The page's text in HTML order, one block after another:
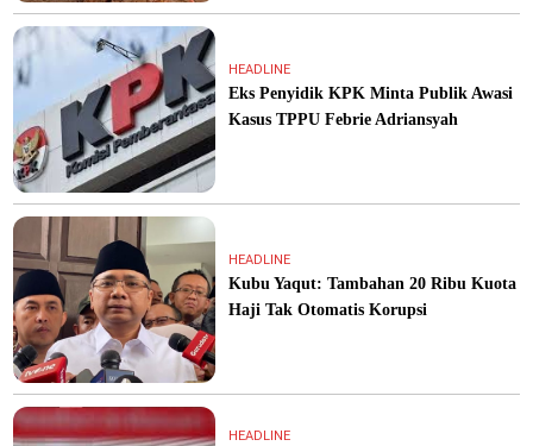
HEADLINE
Eks Penyidik KPK Minta Publik Awasi
Kasus TPPU Febrie Adriansyah
HEADLINE
Kubu Yaqut: Tambahan 20 Ribu Kuota
Haji Tak Otomatis Korupsi
HEADLINE